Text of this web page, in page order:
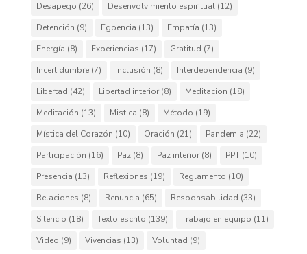
Desapego (26) Desenvolvimiento espiritual(12)
Detención (9) Egoencia (13) Empatía (13)
Energía (8) Experiencias (17) Gratitud (7)
Incertidumbre(7) Inclusión (8) Interdependencia (9)
Libertad (42) Libertad interior(8) Meditacion (18)
Meditación (13) Mistica (8) Método (19)
Mística del Corazón (10) Oración (21) Pandemia (22)
Participación (16) Paz(8) Paz interior(8) PPT(10)
Presencia (13) Reflexiones (19) Reglamento (10)
Relaciones (8) Renuncia (65) Responsabilidad (33)
Silencio (18) Texto escrito (139) Trabajo en equipo (11)
Video (9) Vivencias (13) Voluntad (9)